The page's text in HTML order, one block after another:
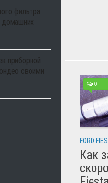
0
FORD
Как
фильтра
приборной
своими